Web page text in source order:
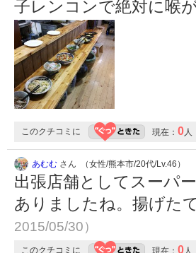
子レンコンで絶対に喉
このクチコミに 現在： 0 人
あむむ さん （女性/熊本市/20代/Lv.46）
出張店舗としてスーパ
ありましたね。揚げた
2015/05/30）
このクチコミに 現在： 0 人